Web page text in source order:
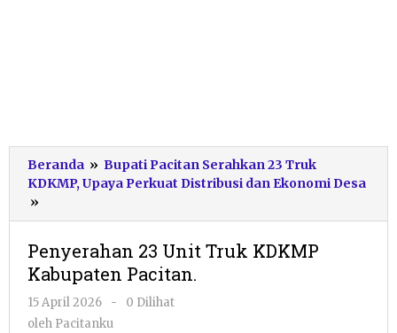
Beranda » Bupati Pacitan Serahkan 23 Truk
KDKMP, Upaya Perkuat Distribusi dan Ekonomi Desa
»
23
Truk
KDKMP
Kabupaten
Pacitan.
Penyerahan 23 Unit Truk KDKMP
Kabupaten Pacitan.
15 April 2026
oleh
Pacitanku
-
0 Dilihat
oleh Pacitanku